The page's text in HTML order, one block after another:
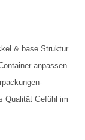
& base Struktur
anpassen
Qualität Gefühl im